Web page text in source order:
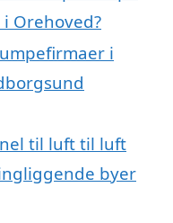
Orehoved?
i
til luft til luft
byer